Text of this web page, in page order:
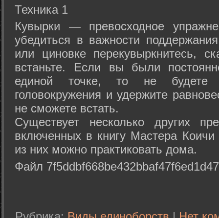
Техника 1
Кувырки — превосходное
убедиться в важности
или циновке перекувыркнитесь,
встаньте. Если вы были
единой точке, то не будете
головокружения и удержите
не сможете встать.
Существует несколько других
включенных в книгу Мастера
из них можно практиковать дома.
Файл